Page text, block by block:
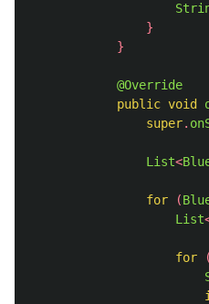
}
}
@Override
public void
super.
List<
for (
List
for (